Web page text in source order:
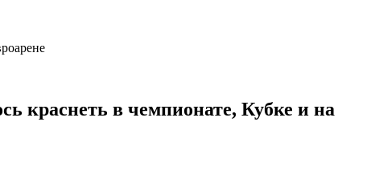
краснеть в чемпионате, Кубке и на